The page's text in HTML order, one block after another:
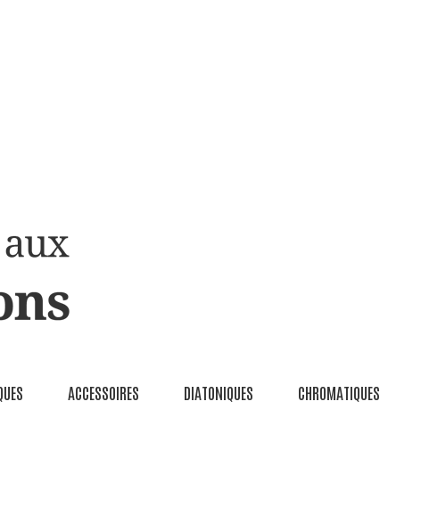
ACCESSOIRES DIATONIQUES CHROMATIQUES